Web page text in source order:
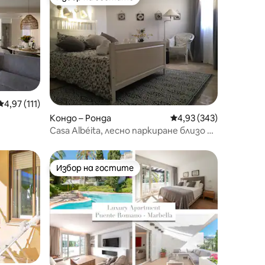
оценка: 4,97 от 5, 111 отзива
4,97 (111)
Кондо – Ронда Средна оценка: 4,93
4,93 (343)
Casa Albéita, лесно паркиране близо до
Избор на гостите
Избор на гостите